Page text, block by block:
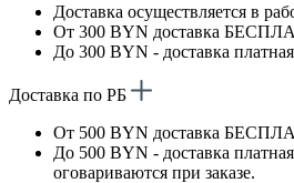
Доставка осуществляется в
От 300 BYN доставка
До 300 BYN - доставка
Доставка по РБ
От 500 BYN доставка
До 500 BYN - доставка
оговариваются при заказе.